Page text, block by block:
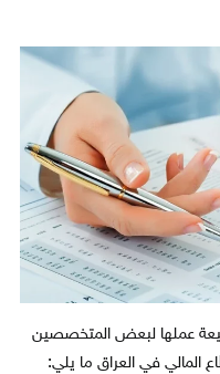
عملها لبعض المتخصصين
المالي في العراق ما يلي: